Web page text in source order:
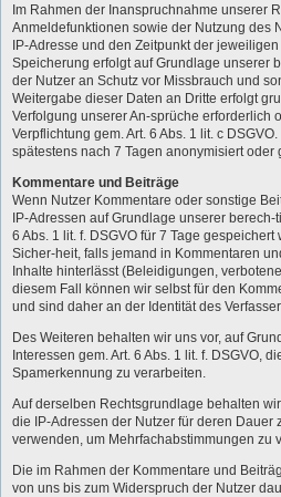
Im Rahmen der Inanspruchnahme unserer
Anmeldefunktionen sowie der Nutzung des
IP-Adresse und den Zeitpunkt der
Speicherung erfolgt auf Grundlage unserer
der Nutzer an Schutz vor Missbrauch und
Weitergabe dieser Daten an Dritte erfolgt
Verfolgung unserer An-sprüche erforderlich
Verpflichtung gem. Art. 6 Abs. 1 lit. c
spätestens nach 7 Tagen anonymisiert oder
Kommentare und Beiträge
Wenn Nutzer Kommentare oder sonstige
IP-Adressen auf Grundlage unserer berech-
6 Abs. 1 lit. f. DSGVO für 7 Tage
Sicher-heit, falls jemand in Kommentaren
Inhalte hinterlässt (Beleidigungen,
diesem Fall können wir selbst für den
und sind daher an der Identität des
Des Weiteren behalten wir uns vor, auf
Interessen gem. Art. 6 Abs. 1 lit. f. DSGVO,
Spamerkennung zu verarbeiten.
Auf derselben Rechtsgrundlage behalten
die IP-Adressen der Nutzer für deren Dauer
verwenden, um Mehrfachabstimmungen zu
Die im Rahmen der Kommentare und
von uns bis zum Widerspruch der Nutzer